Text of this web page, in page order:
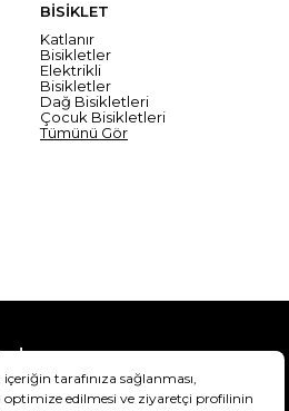
BİSİKLET
Katlanır
Bisikletler
Elektrikli
Bisikletler
Dağ Bisikletleri
Çocuk Bisikletleri
Tümünü Gör
Teslimat Bilgisi